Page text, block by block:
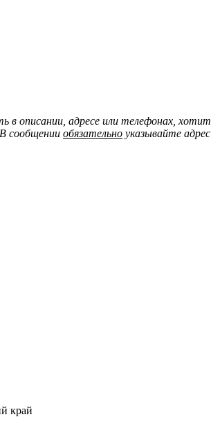
в описании, адресе или телефонах,
сообщении обязательно указывайте
край